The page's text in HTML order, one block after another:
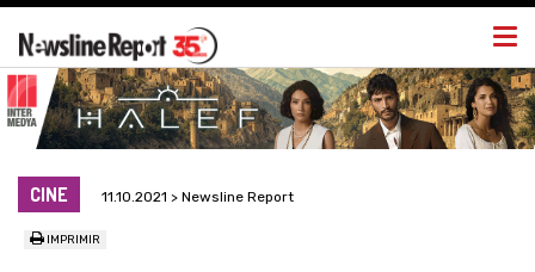
CINE 11.10.2021 > Newsline Report
IMPRIMIR